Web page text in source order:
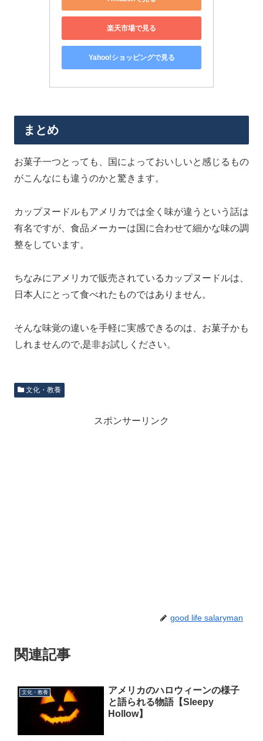
楽天市場で見る
Yahoo!ショッピングで見る
まとめ
お菓子一つとっても、国によっておいしいと感じるもの
がこんなにも違うのかと驚きます。
カップヌードルもアメリカでは全く味が違うという話は
有名ですが、食品メーカーは国に合わせて細かな味の調
整をしています。
ちなみにアメリカで販売されているカップヌードルは、
日本人にとって食べれたものではありません。
そんな味覚の違いを手軽に実感できるのは、お菓子かも
しれませんので,是非お試しください。
文化・教養
スポンサーリンク
good life salaryman
関連記事
文化・教養
アメリカのハロウィーンの様子
と語られる物語【Sleepy
Hollow】